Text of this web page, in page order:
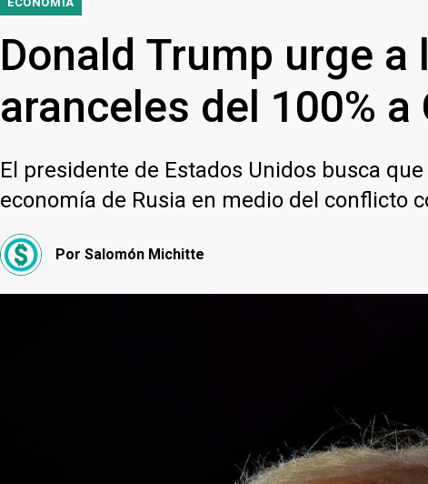
Donald Trump urge
aranceles del 100% a
El presidente de Estados Unidos busca
economía de Rusia en medio del conflicto
Por Salomón Michitte